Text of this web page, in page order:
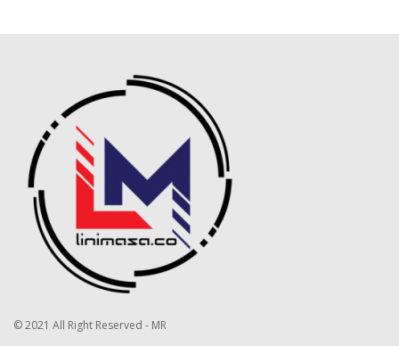
© 2021 All Right Reserved - MR